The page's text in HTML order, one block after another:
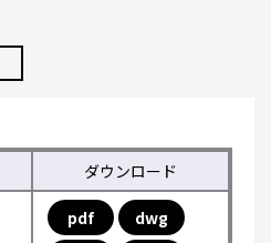
ダウンロード
pdf
dwg